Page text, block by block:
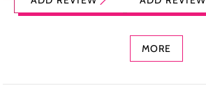
Foundation dan
dengan Aroma
MORE